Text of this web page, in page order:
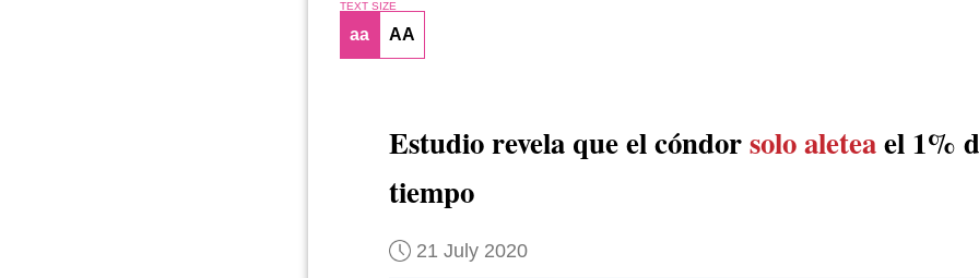
TEXT SIZE
aa AA
Estudio revela que el cóndorsolo aleteael 1%
tiempo
21 July 2020